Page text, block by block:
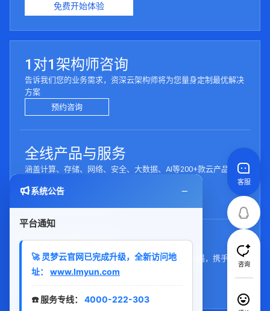
免费开始体验
1对1架构师咨询
告诉我们您的业务需求，资深云架构师将为您量身定制最优解决
方案
预约咨询
全线产品与服务
涵盖计算、存储、网络、安全、大数据、AI等200+款云产品，满
浏览产品
合作伙伴计划
加入灵梦云合作伙伴网络，共享技术资源与市场机遇，携手构建
云生态
系统公告
平台通知
🚀 灵梦云官网已完成升级，全新访问地
址： www.lmyun.com
☎️ 服务专线： 4000-222-303
客服
咨询